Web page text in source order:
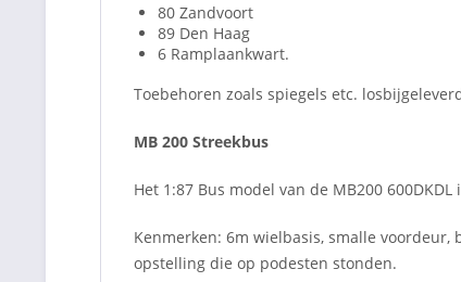
80 Zandvoort
89 Den Haag
6 Ramplaankwart.
Toebehoren zoals spiegels etc.
MB 200 Streekbus
Het 1:87 Bus model van de MB200
Kenmerken: 6m wielbasis, smalle
opstelling die op podesten stonden.